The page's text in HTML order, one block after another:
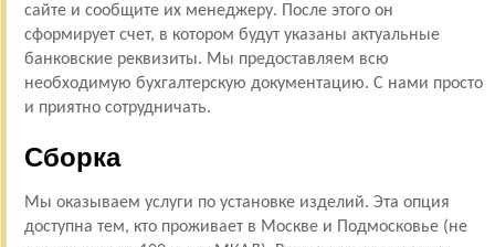
сайте и сообщите их менеджеру. После этого он
сформирует счет, в котором будут указаны актуальные
банковские реквизиты. Мы предоставляем всю
необходимую бухгалтерскую документацию. С нами просто
и приятно сотрудничать.
Сборка
Мы оказываем услуги по установке изделий. Эта опция
доступна тем, кто проживает в Москве и Подмосковье (не